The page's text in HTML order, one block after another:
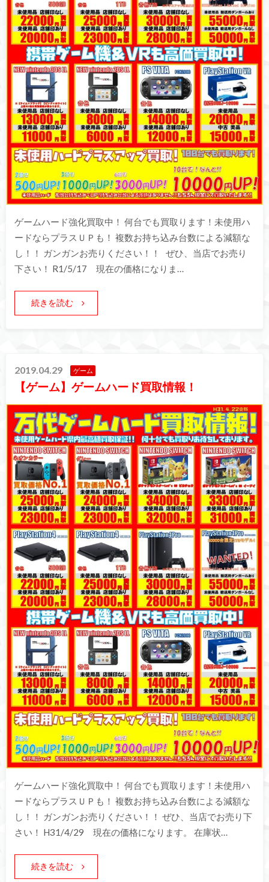
ゲームハード強化買取中！ 何台でも買取ります！未使用ハ
ードならプラスＵＰも！ 複数お持ち込み台数による減額な
し！！ ガンガンお売りください！！ ぜひ、当店でお売り
下さい！ R1/5/17 現在の価格になりま…
続きを読む
2019.04.29 ゲーム
【ゲーム】ゲームハード買取情報！
ゲームハード強化買取中！ 何台でも買取ります！未使用ハ
ードならプラスＵＰも！ 複数お持ち込み台数による減額な
し！！ ガンガンお売りください！！ ぜひ、当店でお売り下
さい！ H31/4/29 現在の価格になります。 在庫状…
続きを読む